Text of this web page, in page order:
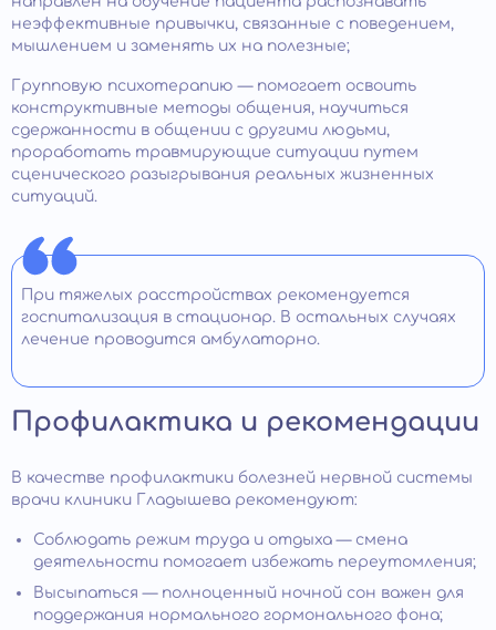
неэффективные привычки, связанные с поведением,
мышлением и заменять их на полезные;
Групповую психотерапию — помогает освоить
конструктивные методы общения, научиться
сдержанности в общении с другими людьми,
проработать травмирующие ситуации путем
сценического разыгрывания реальных жизненных
ситуаций.
При тяжелых расстройствах рекомендуется
госпитализация в стационар. В остальных случаях
лечение проводится амбулаторно.
Профилактика и рекомендации
В качестве профилактики болезней нервной системы
врачи клиники Гладышева рекомендуют:
Соблюдать режим труда и отдыха — смена
деятельности помогает избежать переутомления;
Высыпаться — полноценный ночной сон важен для
поддержания нормального гормонального фона;